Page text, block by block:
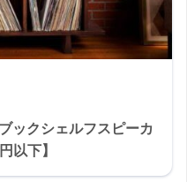
ックシェルフスピーカ
以下】